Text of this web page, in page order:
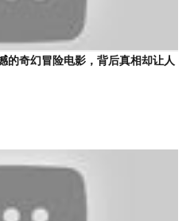
的奇幻冒险电影，背后真相却让人